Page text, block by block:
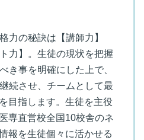
力の秘訣は【講師力】
ト力】。生徒の現状を把握
き事を明確にした上で、
続させ、チームとして最
目指します。生徒を主役
専直営校全国10校舎のネ
報を生徒個々に活かせる